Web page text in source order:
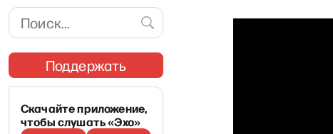
Поддержать
Скачайте приложение,
чтобы слушать «Эхо»